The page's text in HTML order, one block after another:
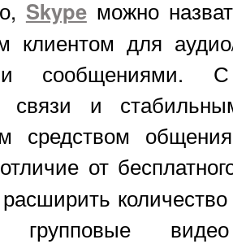
Skypeможно
клиентом для
сообщениями.
связи и
средством
от
расширить
групповые